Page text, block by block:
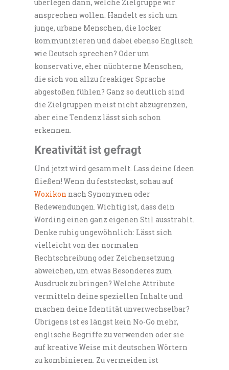
überlegen dann, welche Zielgruppe wir
ansprechen wollen. Handelt es sich um
junge, urbane Menschen, die locker
kommunizieren und dabei ebenso Englisch
wie Deutsch sprechen? Oder um
konservative, eher nüchterne Menschen,
die sich von allzu freakiger Sprache
abgestoßen fühlen? Ganz so deutlich sind
die Zielgruppen meist nicht abzugrenzen,
aber eine Tendenz lässt sich schon
erkennen.
Kreativität ist gefragt
Und jetzt wird gesammelt. Lass deine Ideen
fließen! Wenn du feststeckst, schau auf
Woxikon nach Synonymen oder
Redewendungen. Wichtig ist, dass dein
Wording einen ganz eigenen Stil ausstrahlt.
Denke ruhig ungewöhnlich: Lässt sich
vielleicht von der normalen
Rechtschreibung oder Zeichensetzung
abweichen, um etwas Besonderes zum
Ausdruck zu bringen? Welche Attribute
vermitteln deine speziellen Inhalte und
machen deine Identität unverwechselbar?
Übrigens ist es längst kein No-Go mehr,
englische Begriffe zu verwenden oder sie
auf kreative Weise mit deutschen Wörtern
zu kombinieren. Zu vermeiden ist